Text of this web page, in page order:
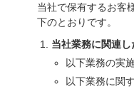
当社で保有するお客
下のとおりです。
当社業務に関連し
以下業務の実
以下業務に関